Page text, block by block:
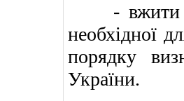
- вжити
необхідної
порядку
України.